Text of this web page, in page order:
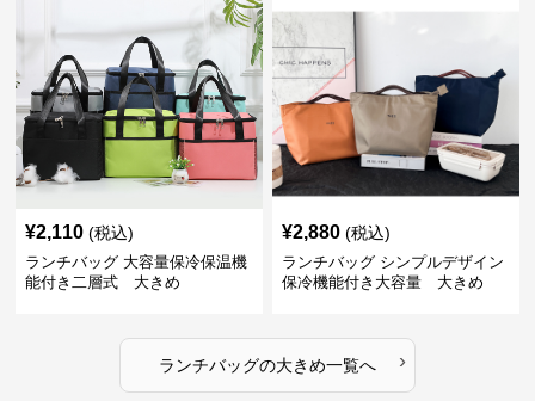
¥2,110 (税込)
ランチバッグ 大容量保冷保温機
能付き二層式 大きめ
¥2,880 (税込)
ランチバッグ シンプルデザイン
保冷機能付き大容量 大きめ
ランチバッグの大きめ一覧へ ›